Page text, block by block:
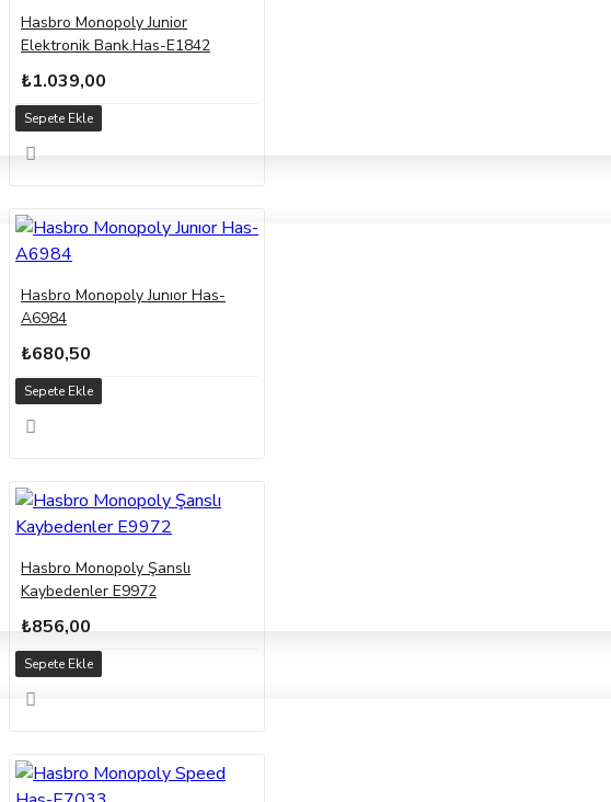
Hasbro Monopoly Junior
Elektronik Bank.Has-E1842
₺1.039,00
Sepete Ekle
Hasbro Monopoly Junıor Has-
A6984
₺680,50
Sepete Ekle
Hasbro Monopoly Şanslı
Kaybedenler E9972
₺856,00
Sepete Ekle